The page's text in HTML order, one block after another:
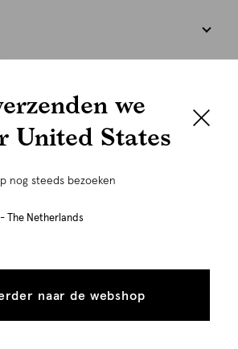
en daarmee vergelijkbare
te personaliseren...
toestaan
voorbehouden. Shoeby 2026
we
United States
nog steeds bezoeken
- The Netherlands
naar de webshop